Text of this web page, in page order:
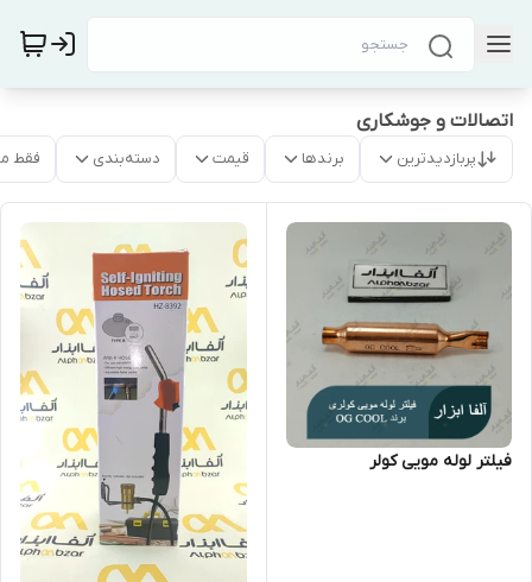
اتصالات و جوشکاری
پربازدیدترین برندها قیمت دسته‌بندی فقط
فیلتر لوله مویی کولر